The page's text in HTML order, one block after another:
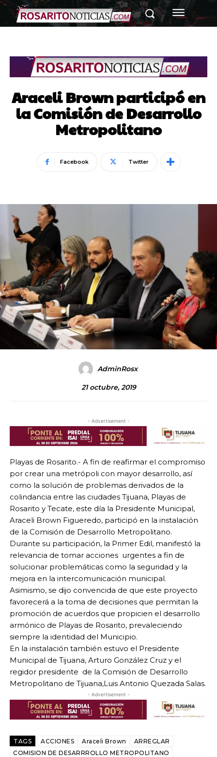
Araceli Brown participó en
la Comisión de Desarrollo
Metropolitano
Facebook Twitter
AdminRosx
21 octubre, 2019
- Advertisement -
Playas de Rosarito.- A fin de reafirmar el compromiso
por crear una metrópoli con mayor desarrollo, así
como la solución de problemas derivados de la
colindancia entre las ciudades Tijuana, Playas de
Rosarito y Tecate, este día la Presidente Municipal,
Araceli Brown Figueredo, participó en la instalación
de la Comisión de Desarrollo Metropolitano.
Durante su participación, la Primer Edil, manifestó la
relevancia de tomar acciones urgentes a fin de
solucionar problemáticas como la seguridad y la
mejora en la intercomunicación municipal.
Asimismo, se dijo convencida de que este proyecto
favorecerá a la toma de decisiones que permitan la
promoción de acuerdos que propicien el desarrollo
armónico de Playas de Rosarito, prevaleciendo
siempre la identidad del Municipio.
En la instalación también estuvo el Presidente
Municipal de Tijuana, Arturo González Cruz y el
regidor presidente de la Comisión de Desarrollo
Metropolitano de Tijuana,Luis Antonio Quezada Salas.
- Advertisement -
TAGS ACCIONES Araceli Brown
ARREGLAR
COMISION DE DESARRROLLO METROPOLITANO